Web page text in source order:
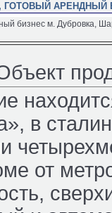
ГОТОВЫЙ
бизнес м. Дубровка,
в
от